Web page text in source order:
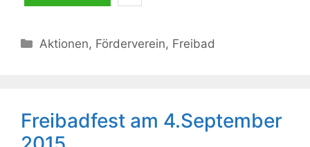
Kategorien
Aktionen, Förderverein, Freibad
Freibadfest am 4.September